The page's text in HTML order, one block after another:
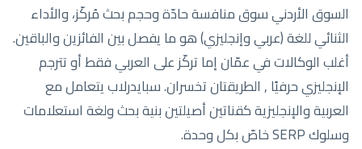
السوق الأردني سوق منافسة حادّة وحجم بحث مُركّز، والأداء
الثنائي للغة (عربي وإنجليزي) هو ما يفصل بين الفائزين والباقين.
أغلب الوكالات في عمّان إما تركّز على العربي فقط أو تترجم
الإنجليزي حرفيًا , الطريقتان تخسران. سبايدرلاب يتعامل مع
العربية والإنجليزية كقناتين أصيلتين بنية بحث ولغة استعلامات
وسلوك SERP خاصّ بكل وحدة.